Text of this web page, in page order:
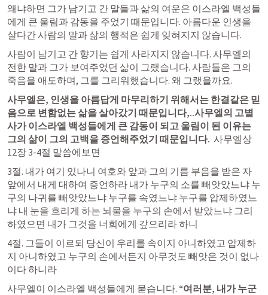
​왜냐하면 그가 남기고 간 말들과 삶의 여운은 이스라엘 백성들
에게 큰 울림과 감동을 주었기 때문입니다. 아름다운 인생을
살다간 사람의 말과 삶의 행적은 쉽게 잊혀지지 않습니다.
​사람이 남기고 간 향기는 쉽게 사라지지 않습니다. 사무엘의
전한 말과 그가 보여주었던 삶이 그랬습니다. 사람들은 그의
죽음을 애도하며, 그를 그리워했습니다.​ 왜 그랬을까요.
사무엘은, 인생을 아름답게 마무리하기 위해서는 한결같은 믿
음으로 변함없는 삶을 살아갔기 때문입니다,..사무엘의 고별
사가 이스라엘 백성들에게 큰 감동이 되고 울림이 된 이유는
그의 삶이 그의 고백을 증언해주었기 때문입니다. 사무엘상
12장 3-4절 말씀에보면
​3절. 내가 여기 있나니 여호와 앞과 그의 기름 부음을 받은 자
앞에서 내게 대하여 증언하라 내가 누구의 소를 빼앗았느냐 누
구의 나귀를 빼앗았느냐 누구를 속였느냐 누구를 압제하였느
냐 내 눈을 흐리게 하는 뇌물을 누구의 손에서 받았느냐 그리
하였으면 내가 그것을 너희에게 갚으리라 하니
4절. 그들이 이르되 당신이 우리를 속이지 아니하였고 압제하
지 아니하였고 누구의 손에서든지 아무것도 빼앗은 것이 없나
이다 하니라
​사무엘이 이스라엘 백성들에게 묻습니다. “여러분, 내가 누군